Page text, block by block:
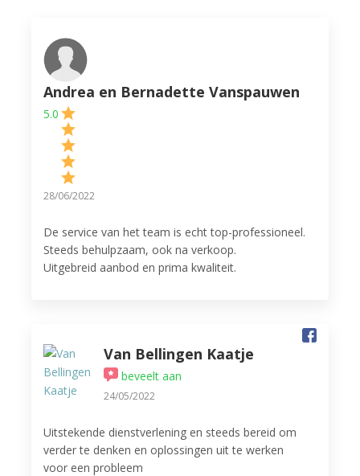
Andrea en Bernadette Vanspauwen
5.0
28/06/2022
De service van het team is echt top-professioneel.
Steeds behulpzaam, ook na verkoop.
Uitgebreid aanbod en prima kwaliteit.
Van Bellingen Kaatje
beveelt aan
24/05/2022
Uitstekende dienstverlening en steeds bereid om
verder te denken en oplossingen uit te werken
voor een probleem